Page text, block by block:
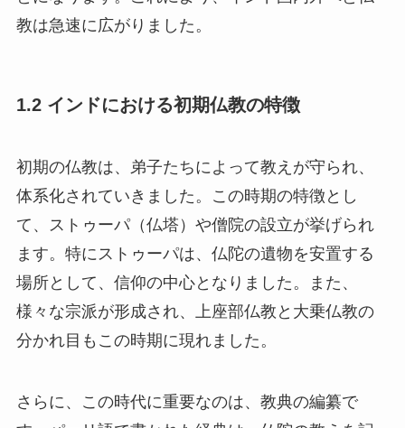
教は急速に広がりました。
1.2 インドにおける初期仏教の特徴
初期の仏教は、弟子たちによって教えが守られ、
体系化されていきました。この時期の特徴とし
て、ストゥーパ（仏塔）や僧院の設立が挙げられ
ます。特にストゥーパは、仏陀の遺物を安置する
場所として、信仰の中心となりました。また、
様々な宗派が形成され、上座部仏教と大乗仏教の
分かれ目もこの時期に現れました。
さらに、この時代に重要なのは、教典の編纂で